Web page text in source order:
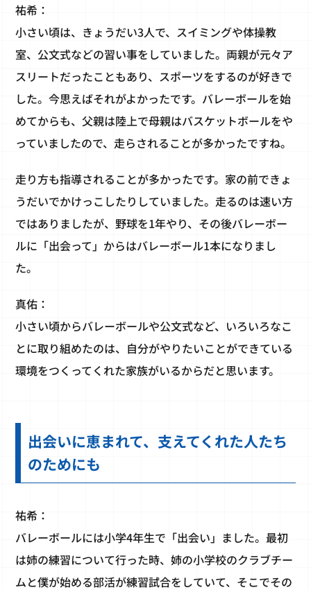
祐希：
小さい頃は、きょうだい3人で、スイミングや体操教
室、公文式などの習い事をしていました。両親が元々ア
スリートだったこともあり、スポーツをするのが好きで
した。今思えばそれがよかったです。バレーボールを始
めてからも、父親は陸上で母親はバスケットボールをや
っていましたので、走らされることが多かったですね。
走り方も指導されることが多かったです。家の前できょ
うだいでかけっこしたりしていました。走るのは速い方
ではありましたが、野球を1年やり、その後バレーボー
ルに「出会って」からはバレーボール1本になりまし
た。
真佑：
小さい頃からバレーボールや公文式など、いろいろなこ
とに取り組めたのは、自分がやりたいことができている
環境をつくってくれた家族がいるからだと思います。
出会いに恵まれて、支えてくれた人たち
のためにも
祐希：
バレーボールには小学4年生で「出会い」ました。最初
は姉の練習について行った時、姉の小学校のクラブチー
ムと僕が始める部活が練習試合をしていて、そこでその